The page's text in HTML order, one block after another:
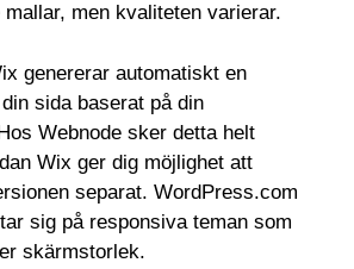
mallar, men kvaliteten varierar.
genererar automatiskt en
sida baserat på din
Webnode sker detta helt
Wix ger dig möjlighet att
separat. WordPress.com
sig på responsiva teman som
skärmstorlek.